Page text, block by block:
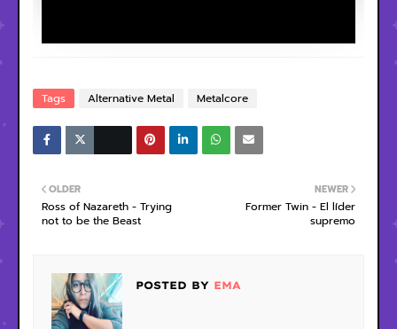
Tags Alternative Metal Metalcore
NEWER
Former Twin - El líder
supremo
OLDER
Ross of Nazareth - Trying
not to be the Beast
POSTED BY EMA